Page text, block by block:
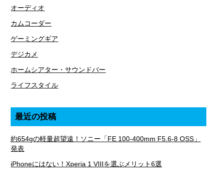
オーディオ
カムコーダー
ゲーミングギア
デジカメ
ホームシアター・サウンドバー
ライフスタイル
最近の投稿
約654gの軽量超望遠！ソニー「FE 100-400mm F5.6-8 OSS」
発表
iPhoneにはない！Xperia 1 VIIIを選ぶメリット6選